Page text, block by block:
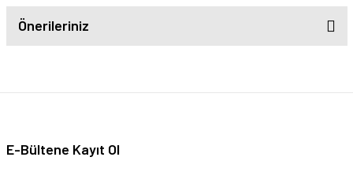
Önerileriniz
E-Bültene Kayıt Ol